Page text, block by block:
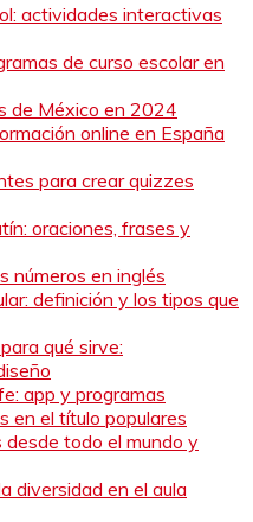
actividades interactivas
de curso escolar en
de México en 2024
online en España
para crear quizzes
oraciones, frases y
números en inglés
definición y los tipos que
qué sirve:
app y programas
en el título populares
desde todo el mundo y
diversidad en el aula